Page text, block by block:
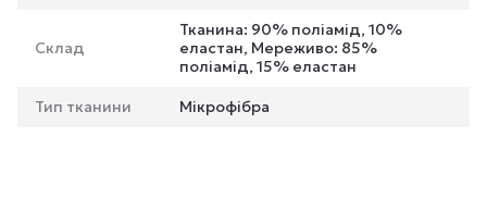
Склад
Тканина: 90% поліамід, 10%
еластан, Мереживо: 85%
поліамід, 15% еластан
Тип тканини Мікрофібра